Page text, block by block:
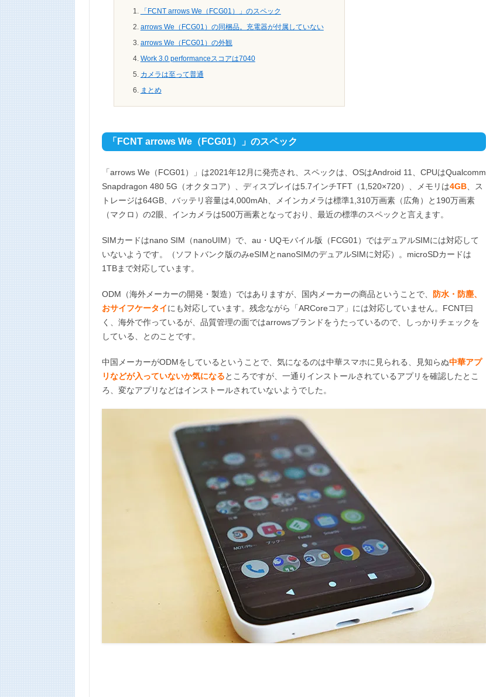
「FCNT arrows We（FCG01）」のスペック
arrows We（FCG01）の同梱品。充電器が付属していない
arrows We（FCG01）の外観
Work 3.0 performanceスコアは7040
カメラは至って普通
まとめ
「FCNT arrows We（FCG01）」のスペック
「arrows We（FCG01）」は2021年12月に発売され、スペックは、OSはAndroid 11、CPUはQualcomm
Snapdragon 480 5G（オクタコア）、ディスプレイは5.7インチTFT（1,520×720）、メモリは4GB、ス
トレージは64GB、バッテリ容量は4,000mAh、メインカメラは標準1,310万画素（広角）と190万画素
（マクロ）の2眼、インカメラは500万画素となっており、最近の標準のスペックと言えます。
SIMカードはnano SIM（nanoUIM）で、au・UQモバイル版（FCG01）ではデュアルSIMには対応して
いないようです。（ソフトバンク版のみeSIMとnanoSIMのデュアルSIMに対応）。microSDカードは
1TBまで対応しています。
ODM（海外メーカーの開発・製造）ではありますが、国内メーカーの商品ということで、
防水・防塵、
おサイフケータイにも対応しています。残念ながら「ARCoreコア」には対応していません。FCNT曰
く、海外で作っているが、品質管理の面ではarrowsブランドをうたっているので、しっかりチェックを
している、とのことです。
中国メーカーがODMをしているということで、気になるのは中華スマホに見られる、見知らぬ中華アプ
リなどが入っていないか気になるところですが、一通りインストールされているアプリを確認したとこ
ろ、変なアプリなどはインストールされていないようでした。